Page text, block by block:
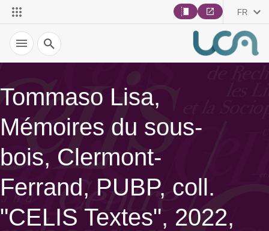
FR
Recherche
Tommaso Lisa,
Mémoires du sous-
bois, Clermont-
Ferrand, PUBP, coll.
"CELIS Textes", 2022,